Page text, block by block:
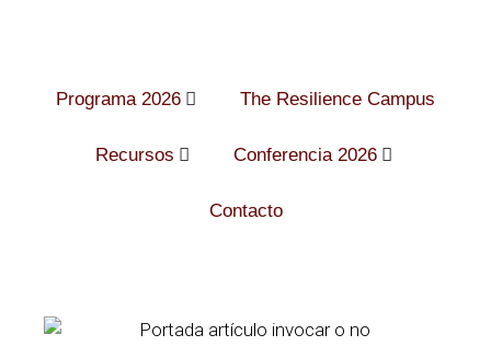
Programa 2026 The Resilience Campus
Recursos Conferencia 2026
Contacto